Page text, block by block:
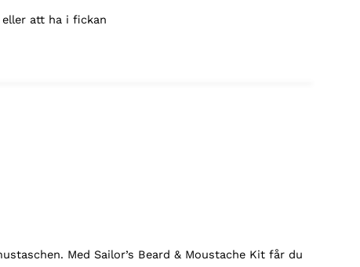
att ha i fickan
Med Sailor’s Beard & Moustache Kit får du